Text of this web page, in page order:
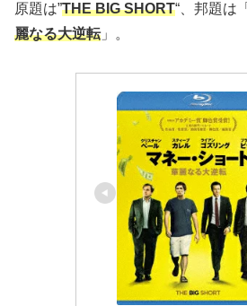
原題は”THE BIG SHORT“、邦題は「
麗なる大逆転」。